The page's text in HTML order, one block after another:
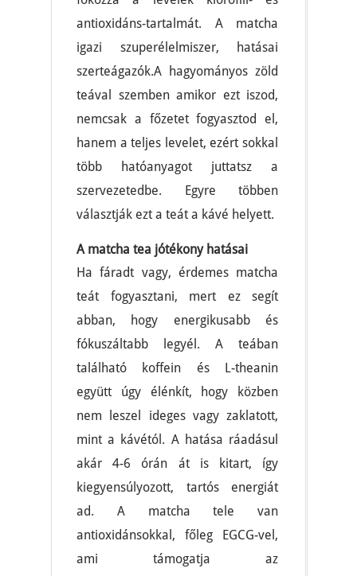
antioxidáns-tartalmát. A matcha
igazi szuperélelmiszer, hatásai
szerteágazók.A hagyományos zöld
teával szemben amikor ezt iszod,
nemcsak a főzetet fogyasztod el,
hanem a teljes levelet, ezért sokkal
több hatóanyagot juttatsz a
szervezetedbe. Egyre többen
választják ezt a teát a kávé helyett.
A matcha tea jótékony hatásai
Ha fáradt vagy, érdemes matcha
teát fogyasztani, mert ez segít
abban, hogy energikusabb és
fókuszáltabb legyél. A teában
található koffein és L-theanin
együtt úgy élénkít, hogy közben
nem leszel ideges vagy zaklatott,
mint a kávétól. A hatása ráadásul
akár 4-6 órán át is kitart, így
kiegyensúlyozott, tartós energiát
ad. A matcha tele van
antioxidánsokkal, főleg EGCG-vel,
ami támogatja az